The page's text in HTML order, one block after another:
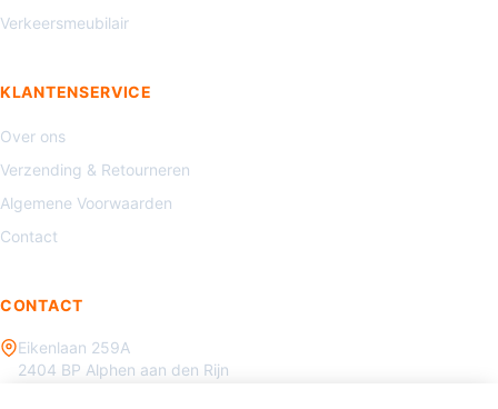
Verkeersmeubilair
KLANTENSERVICE
Over ons
Verzending & Retourneren
Algemene Voorwaarden
Contact
CONTACT
Eikenlaan 259A
2404 BP Alphen aan den Rijn